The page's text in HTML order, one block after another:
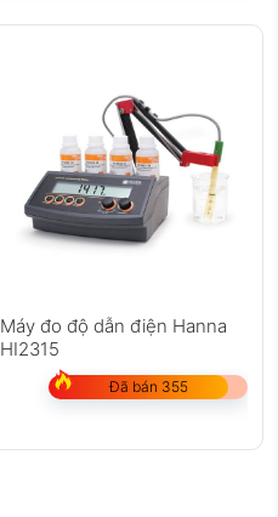
Máy đo độ dẫn điện Hanna
HI2315
Đã bán 355